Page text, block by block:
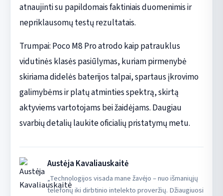
atnaujinti su papildomais faktiniais duomenimis ir
nepriklausomų testų rezultatais.
Trumpai: Poco M8 Pro atrodo kaip patrauklus
vidutinės klasės pasiūlymas, kuriam pirmenybė
skiriama didelės baterijos talpai, spartaus įkrovimo
galimybėms ir platų atminties spektrą, skirtą
aktyviems vartotojams bei žaidėjams. Daugiau
svarbių detalių laukite oficialių pristatymų metu.
Austėja Kavaliauskaitė
„Technologijos visada mane žavėjo – nuo išmaniųjų
telefonų iki dirbtinio intelekto proveržių. Džiaugiuosi